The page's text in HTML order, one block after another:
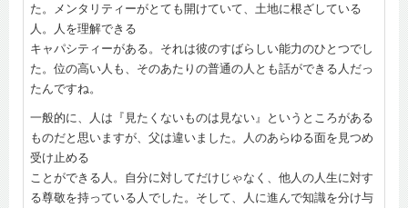
た。メンタリティーがとても開けていて、土地に根ざしている
人。人を理解できる
キャパシティーがある。それは彼のすばらしい能力のひとつでし
た。位の高い人も、そのあたりの普通の人とも話ができる人だっ
たんですね。
一般的に、人は『見たくないものは見ない』というところがある
ものだと思いますが、父は違いました。人のあらゆる面を見つめ
受け止める
ことができる人。自分に対してだけじゃなく、他人の人生に対す
る尊敬を持っている人でした。そして、人に進んで知識を分け与